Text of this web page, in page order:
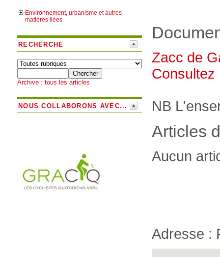
Environnement, urbanisme et autres
matières liées
RECHERCHE
Archive : tous les articles
NOUS COLLABORONS AVEC...
Zacc de
Consultez
NB
Articles
Aucun
Adresse :